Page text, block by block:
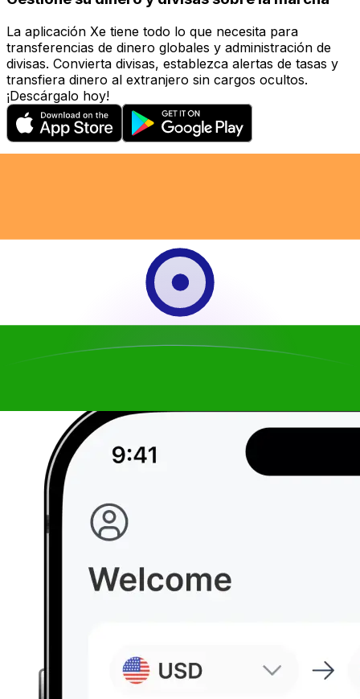
La aplicación Xe tiene todo lo que necesita para
transferencias de dinero globales y administración de
divisas. Convierta divisas, establezca alertas de tasas y
transfiera dinero al extranjero sin cargos ocultos.
¡Descárgalo hoy!